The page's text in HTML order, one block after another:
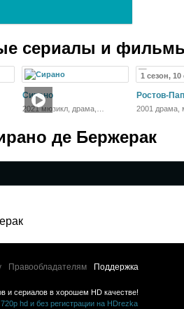
сериалы и
Сирано
2021 мюзикл, драма,
1 сезон, 10
Ростов-
2001 драма,
де Бержерак
Правообладателям Поддержка
сериалов в хорошем HD качестве!
hd и без регистрации на HDrezka